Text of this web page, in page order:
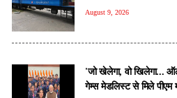
August 9, 2026
'जो खेलेगा, वो खिलेगा...
गेम्स मेडलिस्ट से मिले पीएम